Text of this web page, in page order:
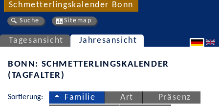
Schmetterlingskalender Bonn
Suche Sitemap
Tagesansicht Jahresansicht
BONN: SCHMETTERLINGSKALENDER
(TAGFALTER)
Sortierung: Familie Art
Präsenz